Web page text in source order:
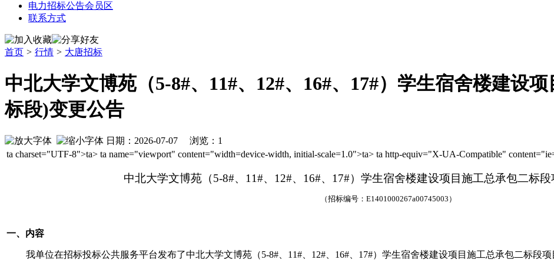
电力招标公告会员区
联系方式
首页 > 行情 > 大唐招标
中北大学文博苑（5-8#、11#、12#、16#、17#）学生宿舍楼建设
标段)变更公告
日期：2026-07-07 浏览： 1
ta charset="UTF-8">ta> ta name="viewport" content="width=device-width, initial-scale=1.0">ta> ta http-equiv="X-UA-Compatible" co
中北大学文博苑（5-8#、11#、12#、16#、17#）学生宿舍楼建设项目施工总承包二标
（招标编号：E1401000267a00745003）
一、内容
我单位在招标投标公共服务平台发布了中北大学文博苑（5-8#、11#、12#、16#、17#）学生宿舍楼建设项目施工总承包二标段